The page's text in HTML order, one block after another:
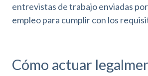
entrevistas de trabajo enviadas
empleo para cumplir con los
Cómo actuar